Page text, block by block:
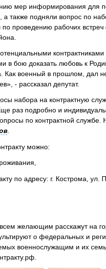
мер информирования для
также подняли вопрос по
проведению рабочих встреч
контрактниками
в бою доказать любовь к
Как военный в прошлом, дал
- рассказал депутат.
набора на контрактную
раз подробно и
по контрактной службе.
.
можно:
по адресу: г. Кострома, ул.
желающим расскажут на
о федеральных и
военнослужащим и их